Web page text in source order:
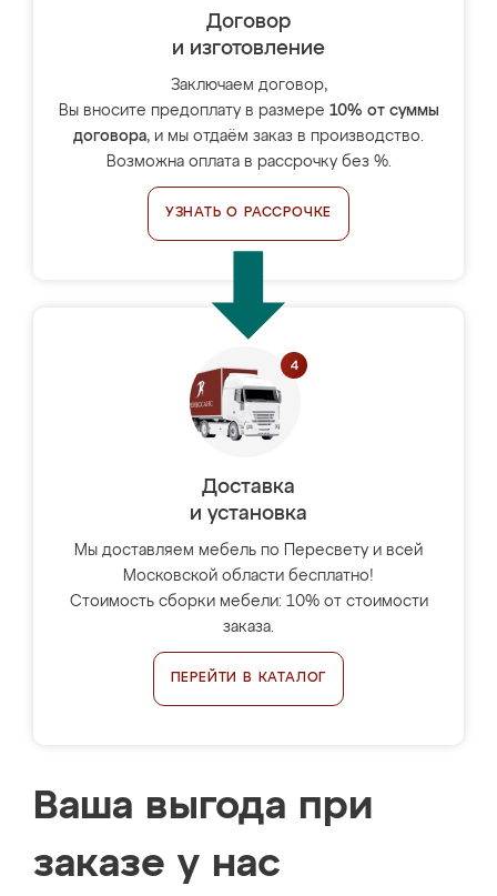
Договор
и изготовление
Заключаем договор,
Вы вносите предоплату в размере 10% от суммы
договора, и мы отдаём заказ в производство.
Возможна оплата в рассрочку без %.
УЗНАТЬ О РАССРОЧКЕ
Доставка
и установка
Мы доставляем мебель по Пересвету и всей
Московской области бесплатно!
Стоимость сборки мебели: 10% от стоимости
заказа.
ПЕРЕЙТИ В КАТАЛОГ
Ваша выгода при
заказе у нас